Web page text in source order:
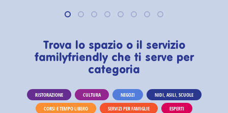
Trova lo spazio o il servizio
familyfriendly che ti serve per
categoria
RISTORAZIONE CULTURA NEGOZI
NIDI, ASILI, SCUOLE
CORSI E TEMPO LIBERO
SERVIZI PER FAMIGLIE ESPERTI